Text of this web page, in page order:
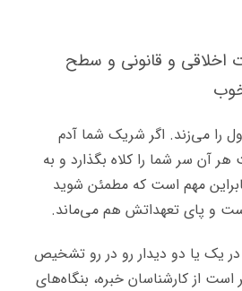
اخلاقی و قانونی و سطح
را می‌زند. اگر شریک شما آدم
آن سر شما را کلاه بگذارد و به
مهم است که مطمئن شوید
و پای تعهداتش هم می‌ماند.
در یک یا دو دیدار رو در رو تشخیص
است از کارشناسان خبره، بنگاه‌های